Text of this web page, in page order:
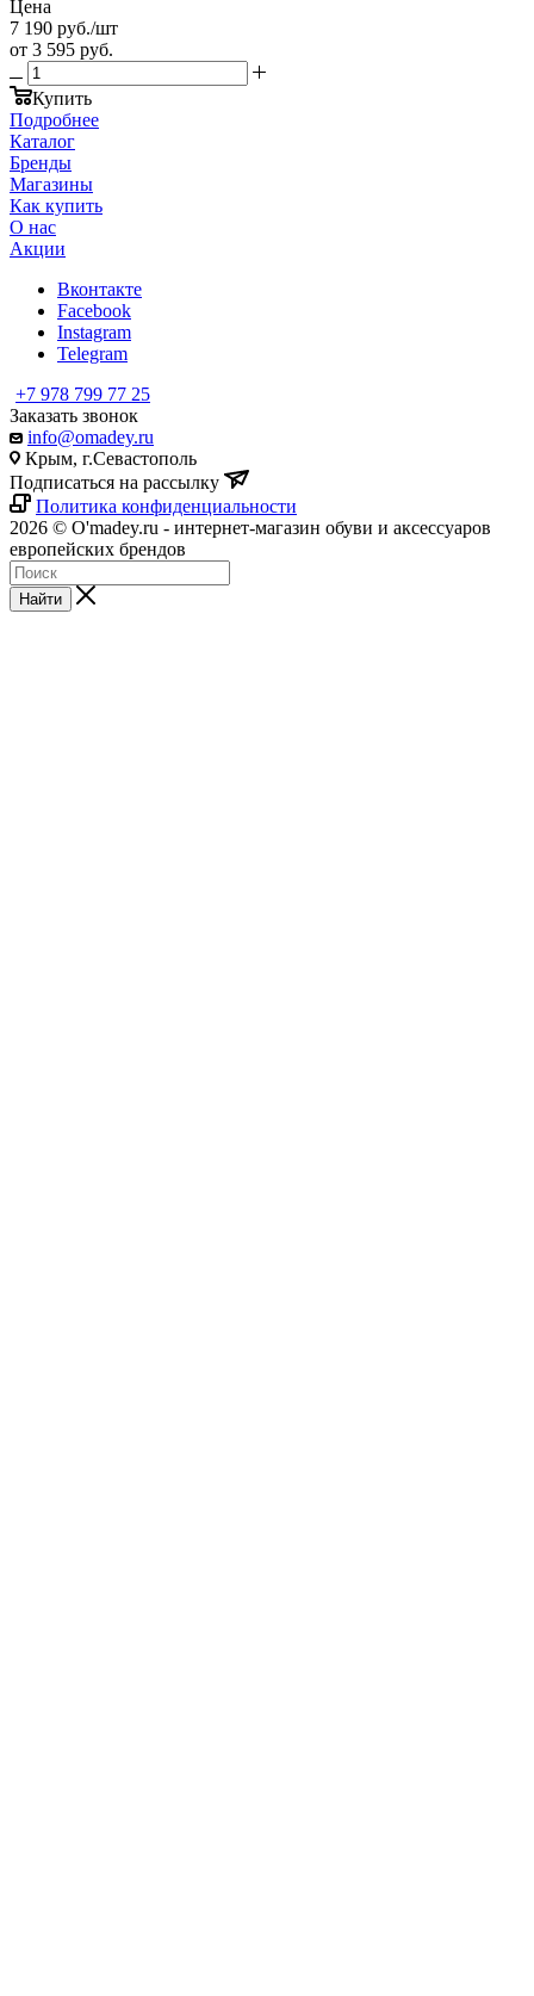
Цена
7 190 руб./шт
от 3 595 руб.
Купить
Подробнее
Каталог
Бренды
Магазины
Как купить
О нас
Акции
Вконтакте
Facebook
Instagram
Telegram
+7 978 799 77 25
Заказать звонок
info@omadey.ru
Крым, г.Севастополь
Подписаться на рассылку
Политика конфиденциальности
2026 © O'madey.ru - интернет-магазин обуви и аксессуаров
европейских брендов
Найти